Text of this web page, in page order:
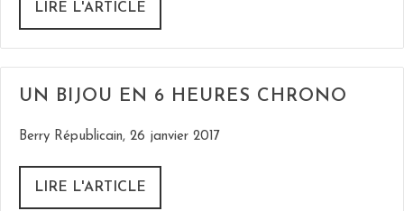
LIRE L'ARTICLE
UN BIJOU EN 6 HEURES CHRONO
Berry Républicain, 26 janvier 2017
LIRE L'ARTICLE